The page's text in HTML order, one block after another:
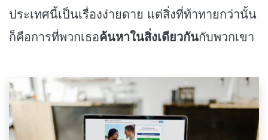
ประเทศนี้เป็นเรื่องง่ายดาย แต่สิ่งที่ท้าทายกว่านั้น
ก็คือการที่พวกเธอค้นหาในสิ่งเดียวกันกับพวกเขา